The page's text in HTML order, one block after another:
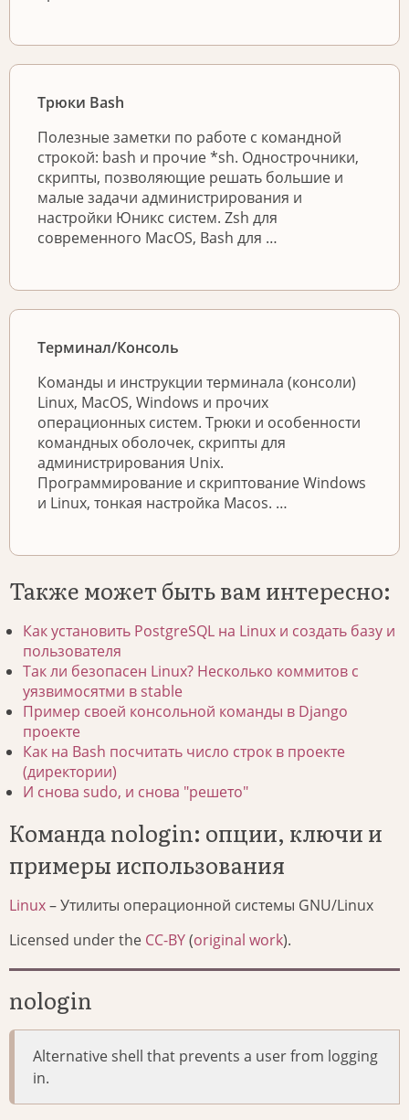
Трюки Bash
Полезные заметки по работе с командной
строкой: bash и прочие *sh. Однострочники,
скрипты, позволяющие решать большие и
малые задачи администрирования и
настройки Юникс систем. Zsh для
современного MacOS, Bash для …
Терминал/Консоль
Команды и инструкции терминала (консоли)
Linux, MacOS, Windows и прочих
операционных систем. Трюки и особенности
командных оболочек, скрипты для
администрирования Unix.
Программирование и скриптование Windows
и Linux, тонкая настройка Macos. …
Также может быть вам интересно:
Как установить PostgreSQL на Linux и создать базу и
пользователя
Так ли безопасен Linux? Несколько коммитов с
уязвимосятми в stable
Пример своей консольной команды в Django
проекте
Как на Bash посчитать число строк в проекте
(директории)
И снова sudo, и снова "решето"
Команда nologin: опции, ключи и
примеры использования
Linux– Утилиты операционной системы GNU/Linux
Licensed under the CC-BY(original work).
nologin
Alternative shell that prevents a user from logging
in.